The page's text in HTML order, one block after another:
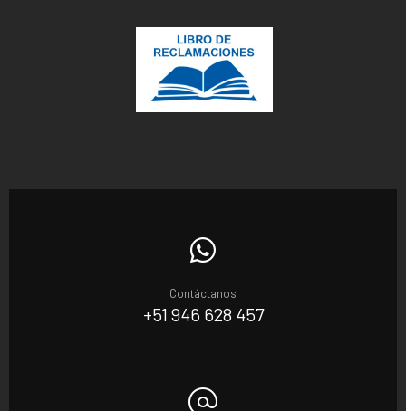
Contáctanos
+51 946 628 457